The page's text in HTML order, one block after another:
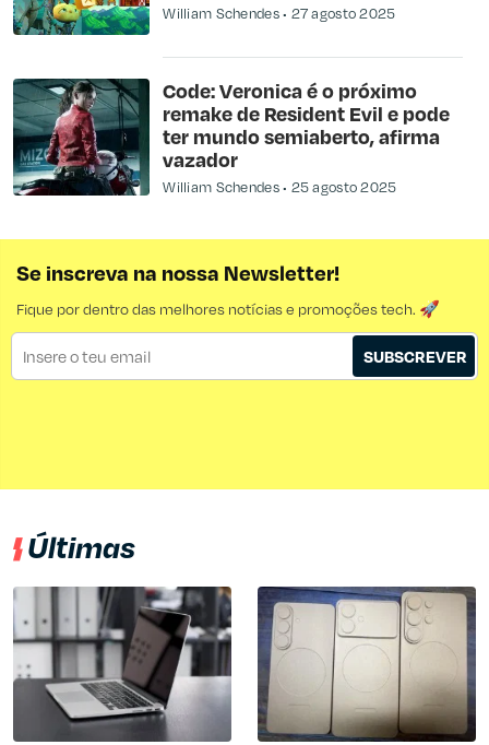
William Schendes 27 agosto 2025
Code: Veronica é o próximo
remake de Resident Evil e pode
ter mundo semiaberto, afirma
vazador
William Schendes 25 agosto 2025
Se inscreva na nossa Newsletter!
Fique por dentro das melhores notícias e promoções tech. 🚀
SUBSCREVER
Últimas